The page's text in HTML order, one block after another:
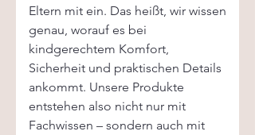
Eltern mit ein. Das heißt, wir wissen
genau, worauf es bei
kindgerechtem Komfort,
Sicherheit und praktischen Details
ankommt. Unsere Produkte
entstehen also nicht nur mit
Fachwissen – sondern auch mit